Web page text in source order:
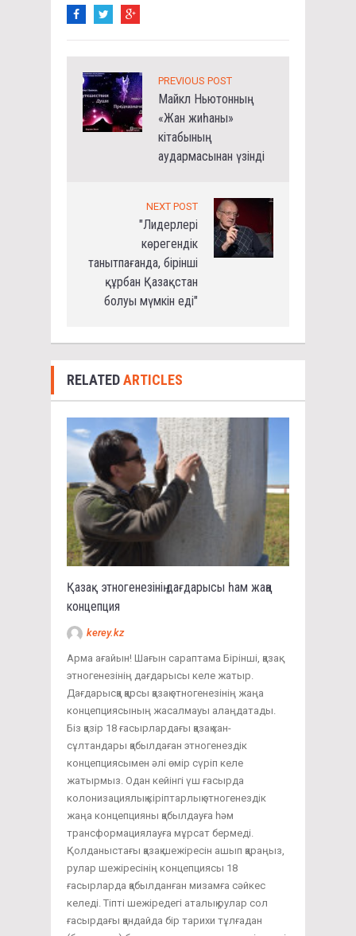
PREVIOUS POST
Майкл Ньютонның
«Жан жиһаны»
кітабының
аудармасынан үзінді
NEXT POST
"Лидерлері
көрегендік
танытпағанда, бірінші
құрбан Қазақстан
болуы мүмкін еді"
RELATEDARTICLES
Қазақ этногенезінің дағдарысы һам жаңа
концепция
kerey.kz
Арма ағайын! Шағын сараптама Бірінші, қазақ
этногенезінің дағдарысы келе жатыр.
Дағдарысқа қарсы қазақ этногенезінің жаңа
концепциясының жасалмауы алаңдатады.
Біз қазір 18 ғасырлардағы қазақ хан-
сұлтандары қабылдаған этногенездік
концепциясымен әлі өмір сүріп келе
жатырмыз. Одан кейінгі үш ғасырда
колонизациялық кіріптарлық этногенездік
жаңа концепцияны қабылдауға һәм
трансформациялауға мұрсат бермеді.
Қолданыстағы қазақ шежіресін ашып қараңыз,
рулар шежіресінің концепциясы 18
ғасырларда қабылданған мизамға сәйкес
келеді. Тіпті шежіредегі аталық рулар сол
ғасырдағы қандайда бір тарихи тұлғадан